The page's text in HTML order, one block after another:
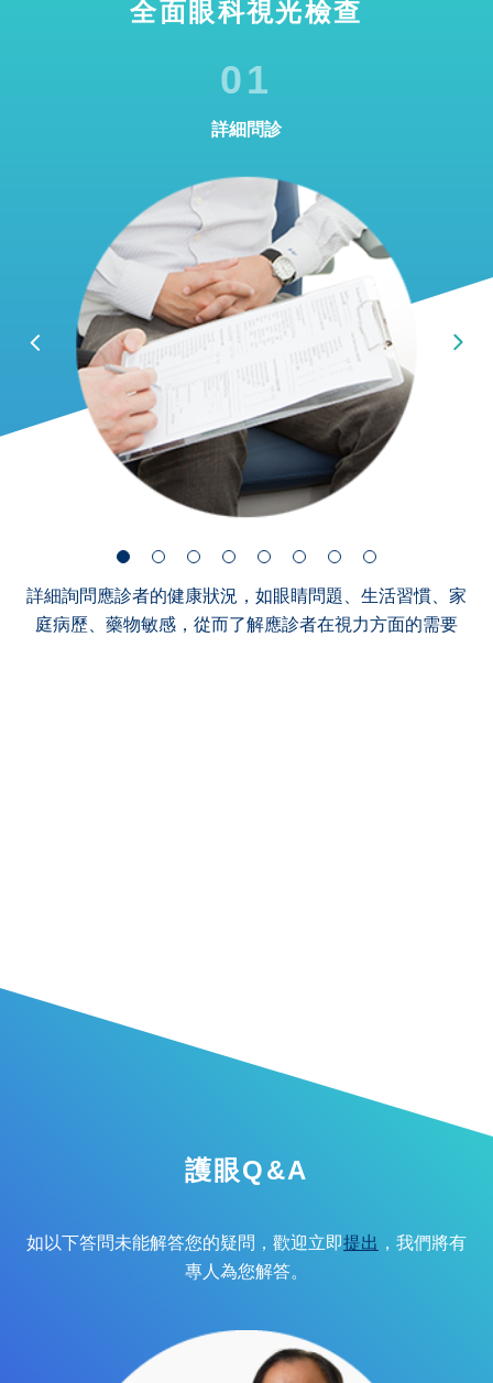
全面眼科視光檢查
01
詳細問診
詳細詢問應診者的健康狀況，如眼睛問題、生活習慣、家
庭病歷、藥物敏感，從而了解應診者在視力方面的需要
護眼Q&A
如以下答問未能解答您的疑問，歡迎立即提出 ，我們將有
專人為您解答。